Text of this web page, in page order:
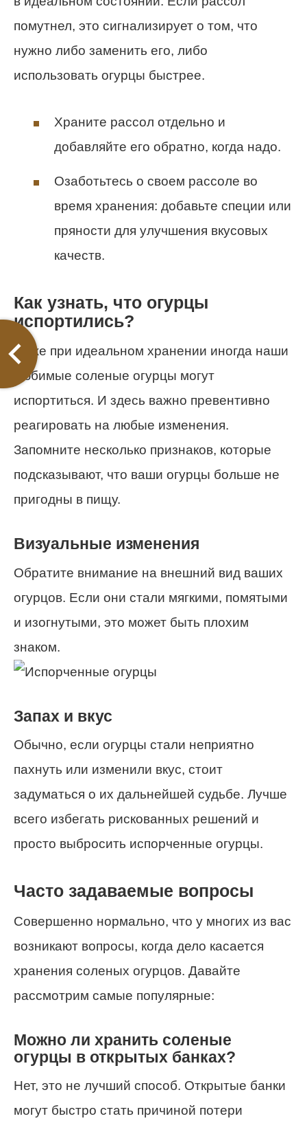
помутнел, это сигнализирует о том, что
нужно либо заменить его, либо
использовать огурцы быстрее.
Храните рассол отдельно и
добавляйте его обратно, когда надо.
Озаботьтесь о своем рассоле во
время хранения: добавьте специи или
пряности для улучшения вкусовых
качеств.
Как узнать, что огурцы
испортились?
Даже при идеальном хранении иногда наши
любимые соленые огурцы могут
испортиться. И здесь важно превентивно
реагировать на любые изменения.
Запомните несколько признаков, которые
подсказывают, что ваши огурцы больше не
пригодны в пищу.
Визуальные изменения
Обратите внимание на внешний вид ваших
огурцов. Если они стали мягкими, помятыми
и изогнутыми, это может быть плохим
знаком.
Запах и вкус
Обычно, если огурцы стали неприятно
пахнуть или изменили вкус, стоит
задуматься о их дальнейшей судьбе. Лучше
всего избегать рискованных решений и
просто выбросить испорченные огурцы.
Часто задаваемые вопросы
Совершенно нормально, что у многих из вас
возникают вопросы, когда дело касается
хранения соленых огурцов. Давайте
рассмотрим самые популярные:
Можно ли хранить соленые
огурцы в открытых банках?
Нет, это не лучший способ. Открытые банки
могут быстро стать причиной потери